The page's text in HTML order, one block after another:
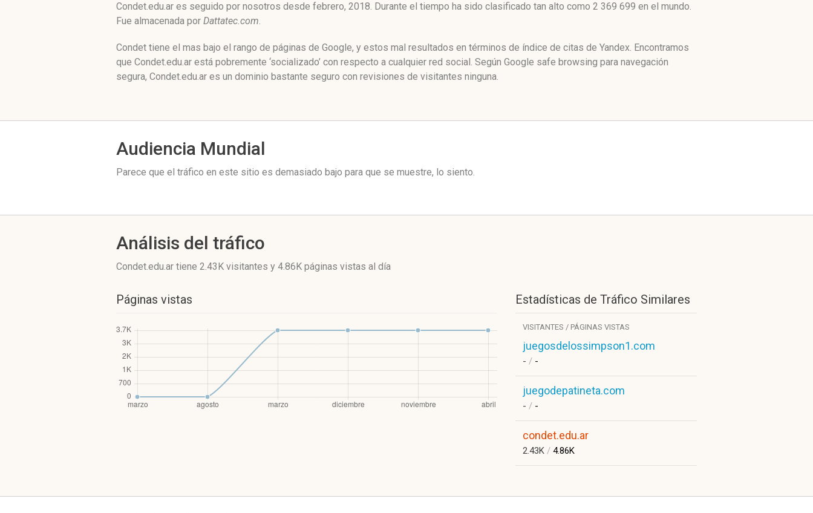
Condet.edu.ar es seguido por nosotros desde febrero, 2018. Durante el tiempo ha sido clasificado tan alto como 2 369 699 en el mundo.
Fue almacenada por Dattatec.com.
Condet tiene el mas bajo el rango de páginas de Google, y estos mal resultados en términos de índice de citas de Yandex. Encontramos
que Condet.edu.ar está pobremente ‘socializado’ con respecto a cualquier red social. Según Google safe browsing para navegación
segura, Condet.edu.ar es un dominio bastante seguro con revisiones de visitantes ninguna.
Audiencia Mundial
Parece que el tráfico en este sitio es demasiado bajo para que se muestre, lo siento.
Análisis del tráfico
Condet.edu.ar tiene 2.43K visitantes y 4.86K páginas vistas al día
Páginas vistas Estadísticas de Tráfico Similares
VISITANTES / PÁGINAS VISTAS
juegosdelossimpson1.com
- / -
juegodepatineta.com
- / -
condet.edu.ar
2.43K / 4.86K